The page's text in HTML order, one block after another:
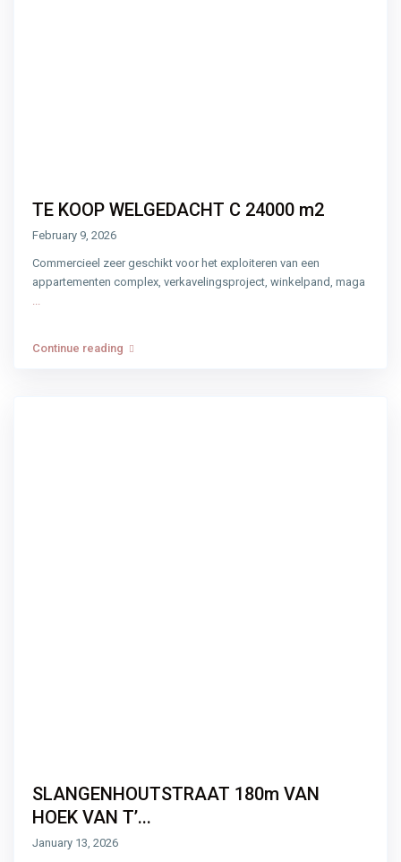
TE KOOP WELGEDACHT C 24000 m2
February 9, 2026
Commercieel zeer geschikt voor het exploiteren van een
appartementen complex, verkavelingsproject, winkelpand, maga
Continue reading
SLANGENHOUTSTRAAT 180m VAN
HOEK VAN T’...
January 13, 2026